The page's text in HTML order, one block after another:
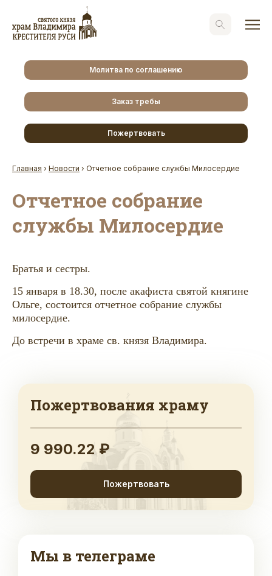
Молитва по соглашению
Заказ требы
Пожертвовать
Главная › Новости › Отчетное собрание службы Милосердие
Отчетное собрание
службы Милосердие
Братья и сестры.
15 января в 18.30, после акафиста святой княгине
Ольге, состоится отчетное собрание службы
милосердие.
До встречи в храме св. князя Владимира.
Пожертвования храму
9 990.22 ₽
Пожертвовать
Мы в телеграме